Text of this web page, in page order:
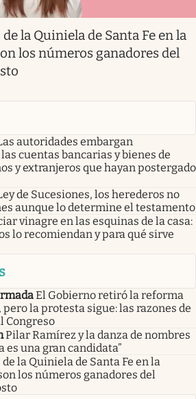
la Quiniela de Santa Fe en la
los números ganadores del
autoridades embargan
cuentas bancarias y bienes de
y extranjeros que hayan postergado
de Sucesiones, los herederos no
aunque lo determine el testamento
vinagre en las esquinas de la casa:
lo recomiendan y para qué sirve
El Gobierno retiró la reforma
la protesta sigue: las razones de
Congreso
Pilar Ramírez y la danza de nombres
es una gran candidata”
la Quiniela de Santa Fe en la
los números ganadores del